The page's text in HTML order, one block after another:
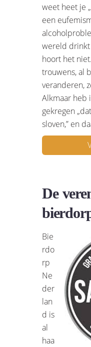
weet heet je
een
wereld drinkt
hoort het
trouwens, al
veranderen,
Alkmaar heb
gekregen
sloven,” en
De
Bie
rdo
rp
Ne
der
lan
d is
al
haa